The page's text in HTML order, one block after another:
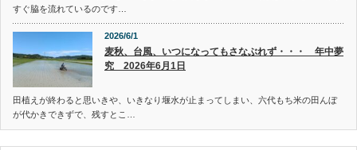
すぐ脇を流れているのです…
2026/6/1
麦秋、台風、いつになってもさなぶれず・・・ 年中夢
究 2026年6月1日
田植えが終わると思いきや、いきなり堰水が止まってしまい、六代もち米の田んぼ
が代かきできずで、残すとこ…